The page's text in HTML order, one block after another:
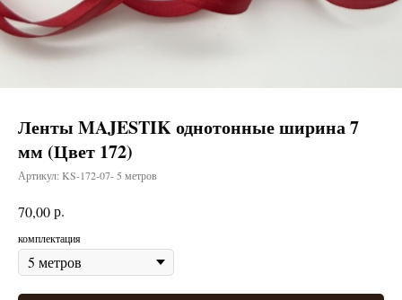
Ленты MAJESTIK однотонные ширина 7
мм (Цвет 172)
Артикул: KS-172-07- 5 метров
70,00р.
комплектация